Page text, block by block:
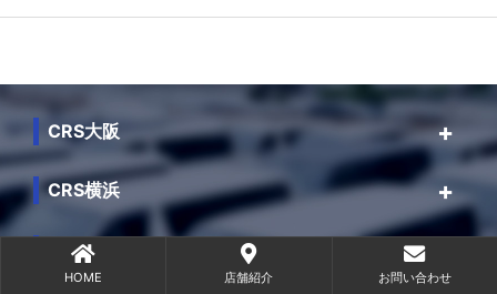
CRS大阪
CRS横浜
CRS千葉
HOME 店舗紹介 お問い合わせ